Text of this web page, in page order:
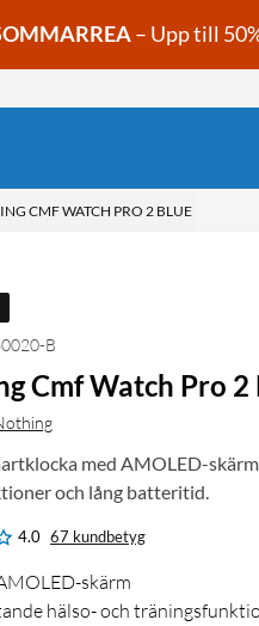
– Upp till
CMF WATCH PRO 2 BLUE
B
Cmf Watch Pro 2
med AMOLED-
och lång batteritid.
4.0 67 kundbetyg
skärm
hälso- och